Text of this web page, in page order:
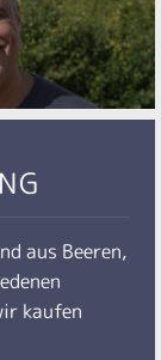
aus Beeren,
kaufen